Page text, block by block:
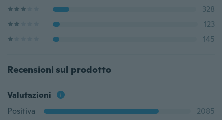
328
123
145
Recensioni sul prodotto
Valutazioni
Positiva
2085